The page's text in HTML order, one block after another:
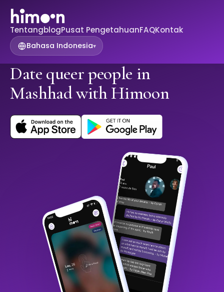
TentangblogPusat PengetahuanFAQKontak
Bahasa Indonesia▾
Date queer people in
Mashhad with Himoon